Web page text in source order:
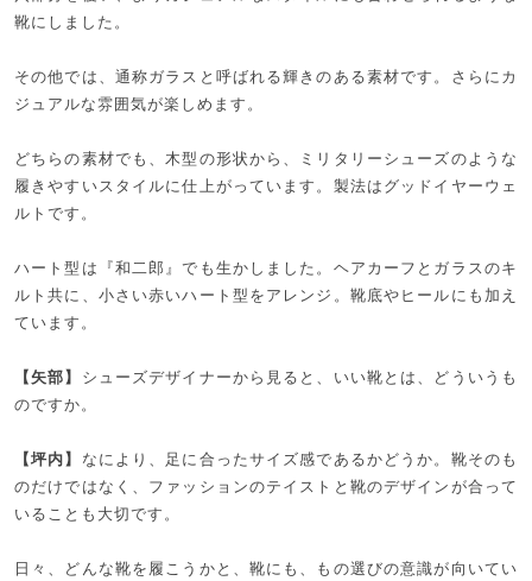
靴にしました。
その他では、通称ガラスと呼ばれる輝きのある素材です。さらにカ
ジュアルな雰囲気が楽しめます。
どちらの素材でも、木型の形状から、ミリタリーシューズのような
履きやすいスタイルに仕上がっています。製法はグッドイヤーウェ
ルトです。
ハート型は『和二郎』でも生かしました。ヘアカーフとガラスのキ
ルト共に、小さい赤いハート型をアレンジ。靴底やヒールにも加え
ています。
【矢部】 シューズデザイナーから見ると、いい靴とは、どういうも
のですか。
【坪内】 なにより、足に合ったサイズ感であるかどうか。靴そのも
のだけではなく、ファッションのテイストと靴のデザインが合って
いることも大切です。
日々、どんな靴を履こうかと、靴にも、もの選びの意識が向いてい